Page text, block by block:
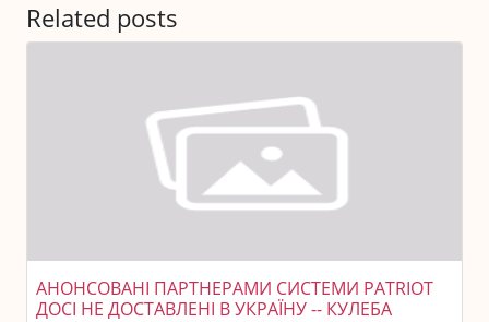
Related posts
АНОНСОВАНІ ПАРТНЕРАМИ СИСТЕМИ PATRIOT
ДОСІ НЕ ДОСТАВЛЕНІ В УКРАЇНУ -- КУЛЕБА